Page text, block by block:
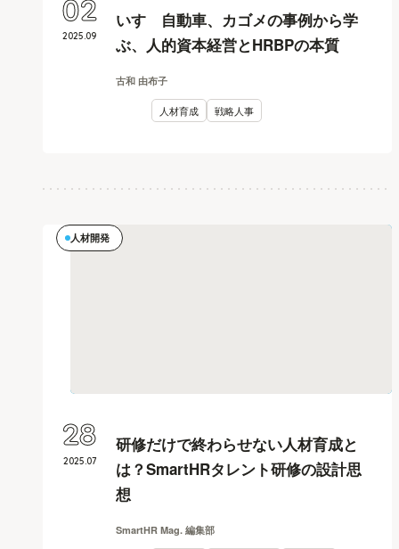
いすゞ自動車、カゴメの事例から学
ぶ、人的資本経営とHRBPの本質
古和 由布子
人材育成 戦略人事
2025.09
人材開発
研修だけで終わらせない人材育成と
は？SmartHRタレント研修の設計思
想
SmartHR Mag. 編集部
2025 07
28